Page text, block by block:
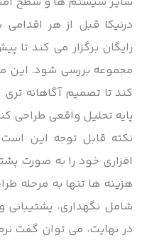
درنیکا قبل از هر اقدامی
رایگان برگزار می کند تا
مجموعه بررسی شود. این
کند تا تصمیم آگاهانه تری
پایه تحلیل واقعی طراحی
نکته قابل توجه این است
افزاری خود را به صورت
هزینه ها تنها به مرحله
شامل نگهداری، پشتیبانی و
در نهایت، می توان گفت